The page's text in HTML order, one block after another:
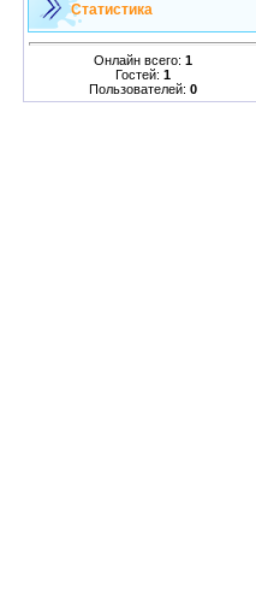
Статистика
Онлайн всего: 1
Гостей: 1
Пользователей: 0